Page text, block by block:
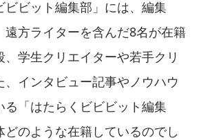
ビビット編集部」には、編集
遠方ライターを含んだ8名が在籍
、学生クリエイターや若手クリ
、インタビュー記事やノウハウ
る「はたらくビビビット編集
のような在籍しているのでし